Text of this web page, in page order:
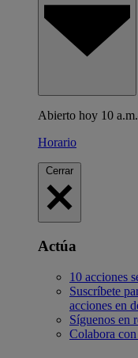
Abierto hoy 10
Horario
Cerrar
Actúa
10 acciones
Suscríbete
acciones en
Síguenos en
Colabora